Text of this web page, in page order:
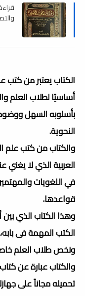
الكتاب يعتبر من كتب
أساسيًا لطلاب العلم
بأسلوبه السهل
النحوية.
والكتاب من كتب علم
العربية الذي لا يغني
في اللغويات
قواعدها.
وهذا الكتاب الذي بين
الكتب المهمة فى
ونخص طلاب العلم
والكتاب عبارة عن
تحميله مجاناً على